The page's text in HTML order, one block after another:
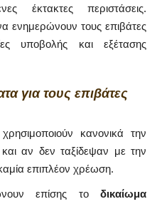
έκτακτες περιστάσεις.
ενημερώνουν τους επιβάτες
υποβολής και εξέτασης
για τους επιβάτες
κανονικά την
αν δεν ταξίδεψαν με την
επιπλέον χρέωση.
επίσης τοδικαίωμα